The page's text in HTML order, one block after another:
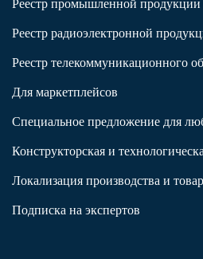
Реестр промышленной
Реестр радиоэлектронной
Реестр телекоммуникационного
Для маркетплейсов
Специальное предложение для
Конструкторская и
Локализация производства и
Подписка на экспертов